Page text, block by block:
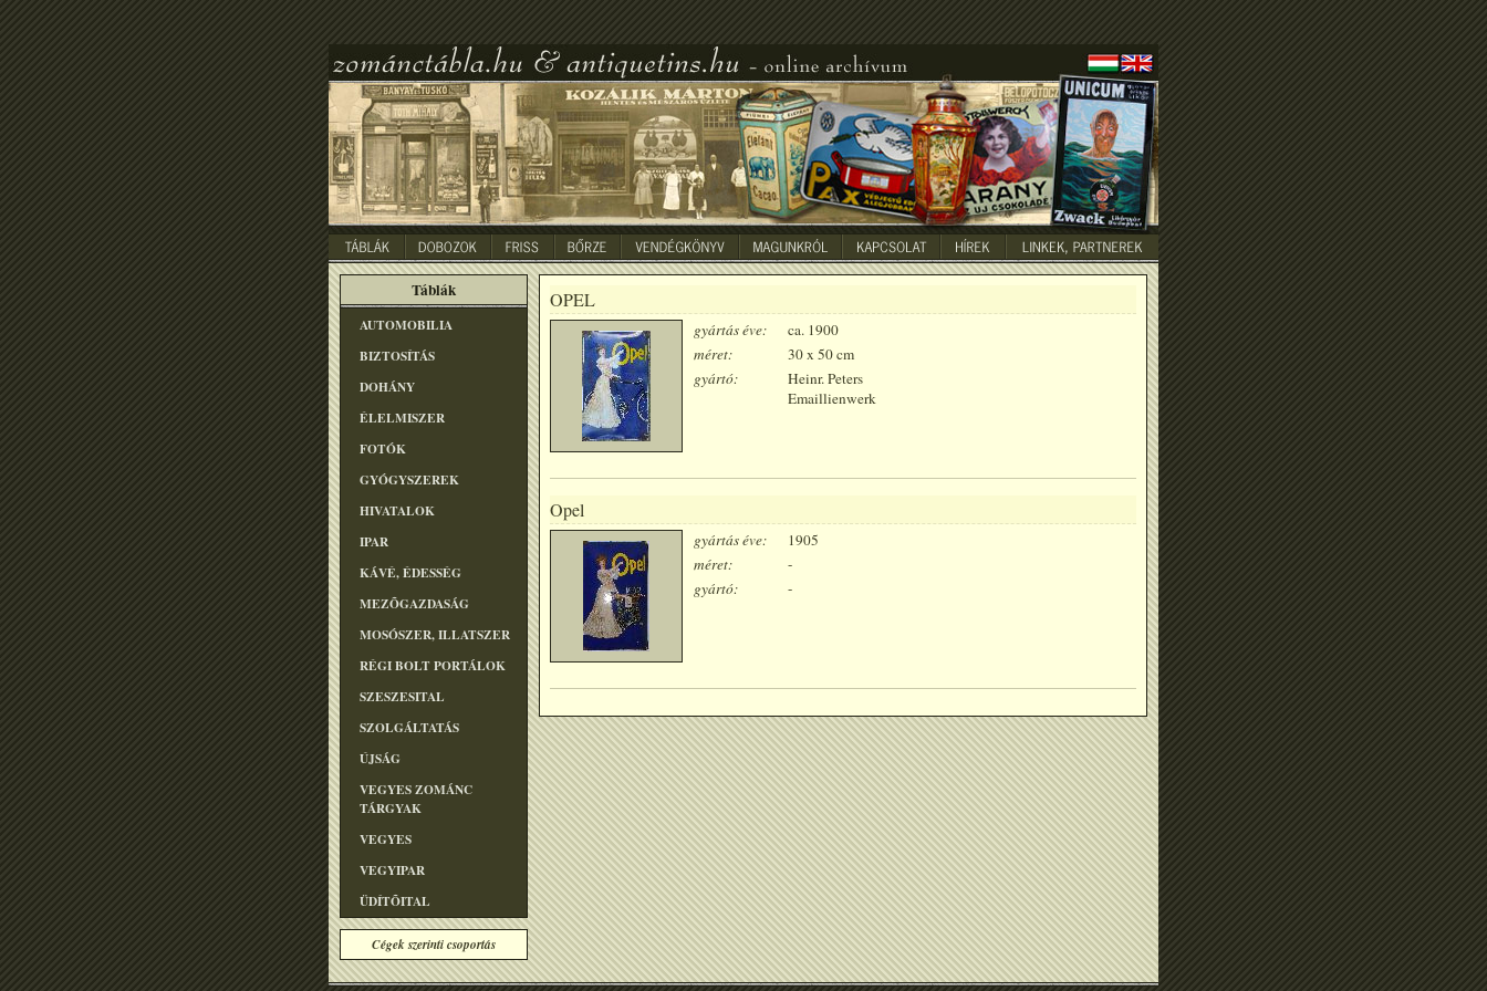
Táblák
AUTOMOBILIA
BIZTOSÍTÁS
DOHÁNY
ÉLELMISZER
FOTÓK
GYÓGYSZEREK
HIVATALOK
IPAR
KÁVÉ, ÉDESSÉG
MEZÕGAZDASÁG
MOSÓSZER, ILLATSZER
RÉGI BOLT PORTÁLOK
SZESZESITAL
SZOLGÁLTATÁS
ÚJSÁG
VEGYES ZOMÁNC
TÁRGYAK
VEGYES
VEGYIPAR
ÜDÍTÕITAL
Cégek szerinti csoportás
OPEL
gyártás éve:
ca. 1900
méret:
30 x 50 cm
gyártó:
Heinr. Peters
Emaillienwerk
Opel
gyártás éve:
1905
méret:
-
gyártó:
-